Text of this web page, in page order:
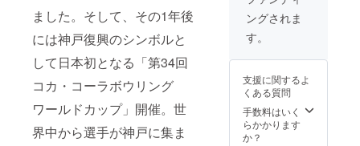
ました。そして、その1年後
には神戸復興のシンボルと
して日本初となる「第34回
コカ・コーラボウリング
ワールドカップ」開催。世
界中から選手が神戸に集ま
お届
け、パ
セット
は開催
当日に
会場で
のお渡
しとな
いたし
ますの
される
必ず備
考欄に
来場さ
れる方
のお名
ングされま
す。
支援に関するよ
くある質問
手数料はいく
らかかります
か？